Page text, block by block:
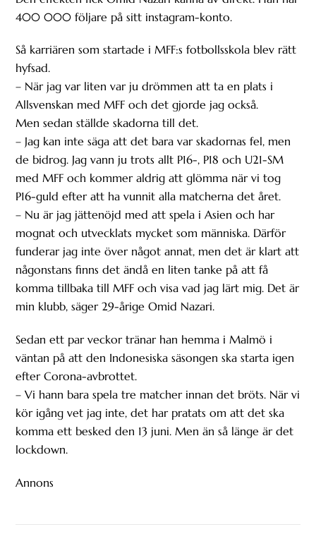
400 000 följare på sitt instagram-konto.
Så karriären som startade i MFF:s fotbollsskola blev rätt
hyfsad.
– När jag var liten var ju drömmen att ta en plats i
Allsvenskan med MFF och det gjorde jag också.
Men sedan ställde skadorna till det.
– Jag kan inte säga att det bara var skadornas fel, men
de bidrog. Jag vann ju trots allt P16-, P18 och U21-SM
med MFF och kommer aldrig att glömma när vi tog
P16-guld efter att ha vunnit alla matcherna det året.
– Nu är jag jättenöjd med att spela i Asien och har
mognat och utvecklats mycket som människa. Därför
funderar jag inte över något annat, men det är klart att
någonstans finns det ändå en liten tanke på att få
komma tillbaka till MFF och visa vad jag lärt mig. Det är
min klubb, säger 29-årige Omid Nazari.
Sedan ett par veckor tränar han hemma i Malmö i
väntan på att den Indonesiska säsongen ska starta igen
efter Corona-avbrottet.
– Vi hann bara spela tre matcher innan det bröts. När vi
kör igång vet jag inte, det har pratats om att det ska
komma ett besked den 13 juni. Men än så länge är det
lockdown.
Annons